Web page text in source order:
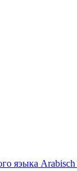
яэыка Arabisch